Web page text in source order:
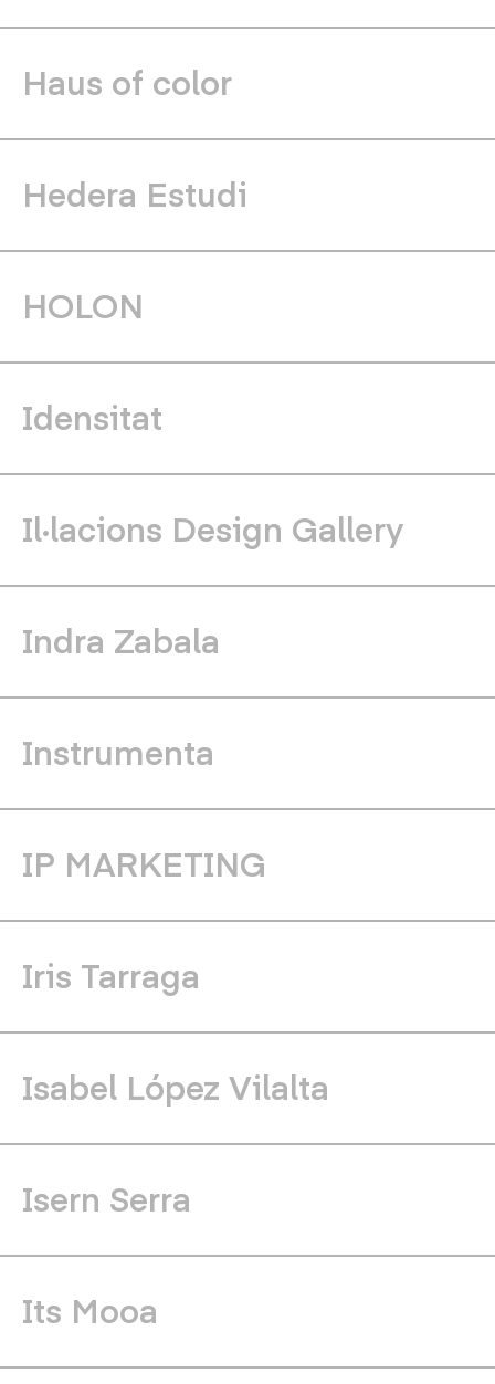
Haus of color
Hedera Estudi
HOLON
Idensitat
Il·lacions Design Gallery
Indra Zabala
Instrumenta
IP MARKETING
Iris Tarraga
Isabel López Vilalta
Isern Serra
Its Mooa